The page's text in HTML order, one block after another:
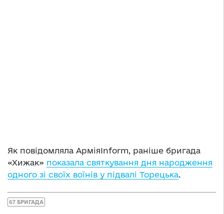
Як повідомляла АрміяInform, раніше бригада
«Хижак» показала святкування дня народження
одного зі своїх воїнів у підвалі Торецька.
67 БРИГАДА